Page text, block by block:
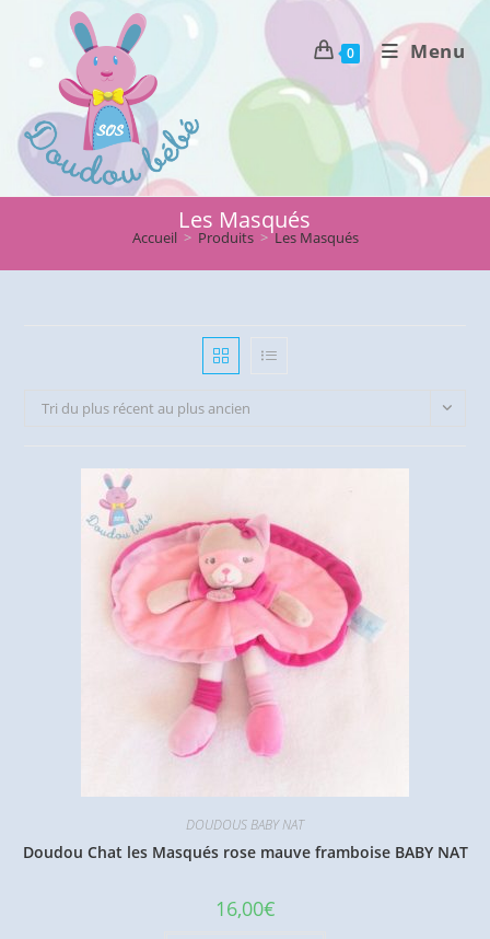
0 Menu
Les Masqués
Accueil > Produits > Les Masqués
Tri du plus récent au plus ancien
DOUDOUS BABY NAT
Doudou Chat les Masqués rose mauve framboise BABY NAT
16,00€